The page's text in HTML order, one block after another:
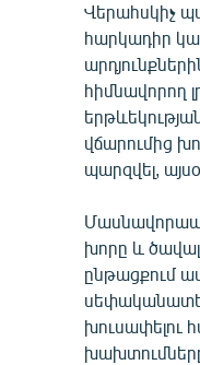
Վերահսկիչ
հարկադիր
հիմնավորող
վճարումից
պարզվել,
խորը և
ընթացքում
խուսափելու